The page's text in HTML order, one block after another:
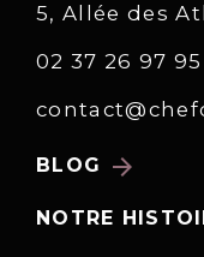
5, Allée des
02 37 26 97 95
BLOG arrow_forward
NOTRE